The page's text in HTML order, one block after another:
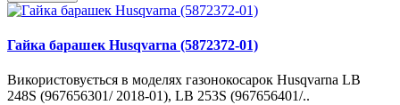
Гайка барашек Husqvarna (5872372-01)
Використовується в моделях газонокосарок Husqvarna LB
248S (967656301/ 2018-01), LB 253S (967656401/..